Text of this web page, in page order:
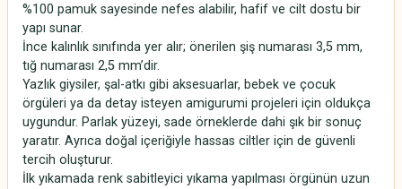
%100 pamuk sayesinde nefes alabilir, hafif ve cilt dostu bir
yapı sunar.
İnce kalınlık sınıfında yer alır; önerilen şiş numarası 3,5 mm,
tığ numarası 2,5 mm’dir.
Yazlık giysiler, şal-atkı gibi aksesuarlar, bebek ve çocuk
örgüleri ya da detay isteyen amigurumi projeleri için oldukça
uygundur. Parlak yüzeyi, sade örneklerde dahi şık bir sonuç
yaratır. Ayrıca doğal içeriğiyle hassas ciltler için de güvenli
tercih oluşturur.
İlk yıkamada renk sabitleyici yıkama yapılması örgünün uzun